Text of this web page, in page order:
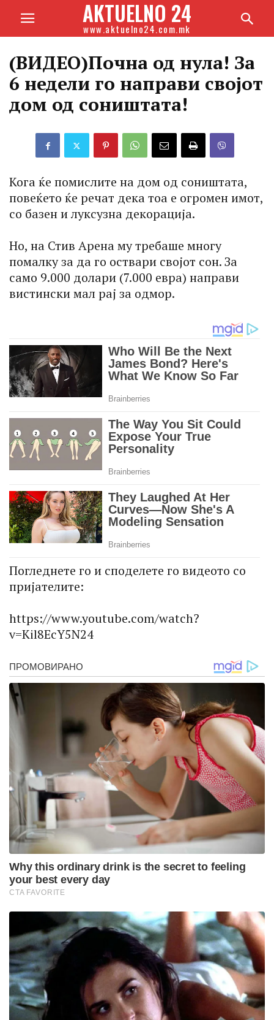
AKTUELNO 24
www.aktuelno24.com.mk
(ВИДЕО)Почна од нула! За
6 недели го направи својот
дом од соништата!
Кога ќе помислите на дом од соништата,
повеќето ќе речат дека тоа е огромен имот,
со базен и луксузна декорација.
Но, на Стив Арена му требаше многу
помалку за да го оствари својот сон. За
само 9.000 долари (7.000 евра) направи
вистински мал рај за одмор.
Погледнете го и споделете го видеото со
пријателите:
https://www.youtube.com/watch?
v=Kil8EcY5N24